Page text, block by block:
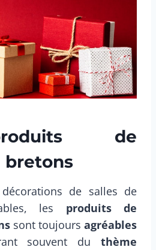
de
bretons
de salles de
les produits de
sont toujours agréables
souvent duthème